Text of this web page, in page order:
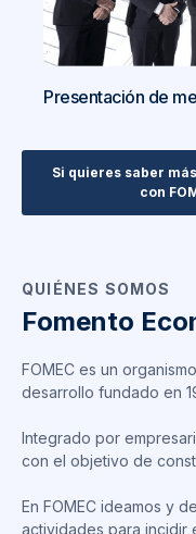
Presentación de
Si quieres saber
con
QUIÉNES SOMOS
Fomento
FOMEC es un
desarrollo fundado en
Integrado por
con el objetivo de
En FOMEC ideamos y
actividades para incidir